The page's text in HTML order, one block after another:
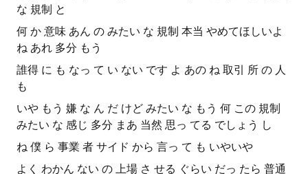
な 規制 と
何 か 意味 あん の みたい な 規制 本当 やめてほしいよ
ね あれ 多分 もう
誰得 に も なっ て い ない です よ あの ね 取引 所 の 人
も
いや もう 嫌 な ん だ けど みたい な もう 何 この 規制
みたい な 感じ 多分 まあ 当然 思っ てる でしょう し
ね 僕 ら 事業 者 サイド から 言っ て も いやいや
よく わかん ない の 上場 さ せる ぐらい だっ たら 普通